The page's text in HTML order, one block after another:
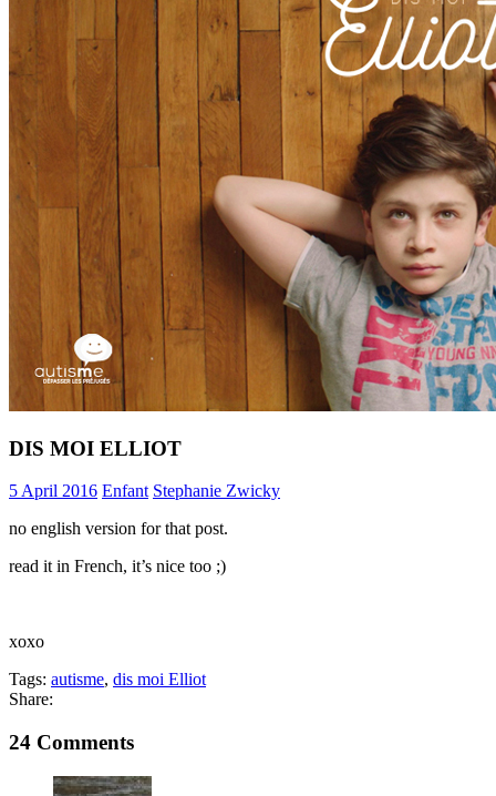
DIS MOI ELLIOT
5 April 2016 Enfant Stephanie Zwicky
no english version for that post.
read it in French, it’s nice too ;)
xoxo
Tags: autisme, dis moi Elliot
Share:
24 Comments